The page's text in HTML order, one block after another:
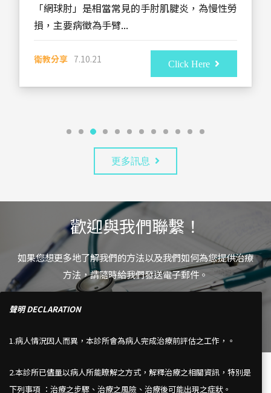
「網球肘」是相當常見的手肘肌腱炎，為慢性勞
損，主要病徵為手臂...
衛教分享 7.10.21 Click Here
更多訊息
歡迎與我們聯繫！
如果您想更多地了解我們的方法以及我們如何為您提供治療
方法，請隨時給我們發送電子郵件。
聲明 DECLARATION
1.病人情況因人而異，本診所會為病人完成治療前評估之工作，。
2.本診所已儘量以病人所能瞭解之方式，解釋治療之相關資訊，特別是
下列事項 ：治療之步驟、治療之風險、治療後可能出現之症狀。